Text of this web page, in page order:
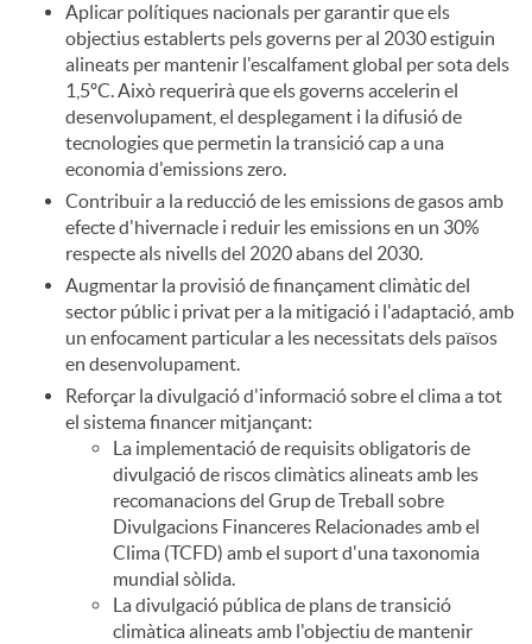
Aplicar polítiques nacionals per garantir que els
objectius establerts pels governs per al 2030 estiguin
alineats per mantenir l'escalfament global per sota dels
1,5ºC. Això requerirà que els governs accelerin el
desenvolupament, el desplegament i la difusió de
tecnologies que permetin la transició cap a una
economia d'emissions zero.
Contribuir a la reducció de les emissions de gasos amb
efecte d'hivernacle i reduir les emissions en un 30%
respecte als nivells del 2020 abans del 2030.
Augmentar la provisió de finançament climàtic del
sector públic i privat per a la mitigació i l'adaptació, amb
un enfocament particular a les necessitats dels països
en desenvolupament.
Reforçar la divulgació d'informació sobre el clima a tot
el sistema financer mitjançant:
La implementació de requisits obligatoris de
divulgació de riscos climàtics alineats amb les
recomanacions del Grup de Treball sobre
Divulgacions Financeres Relacionades amb el
Clima (TCFD) amb el suport d'una taxonomia
mundial sòlida.
La divulgació pública de plans de transició
climàtica alineats amb l'objectiu de mantenir